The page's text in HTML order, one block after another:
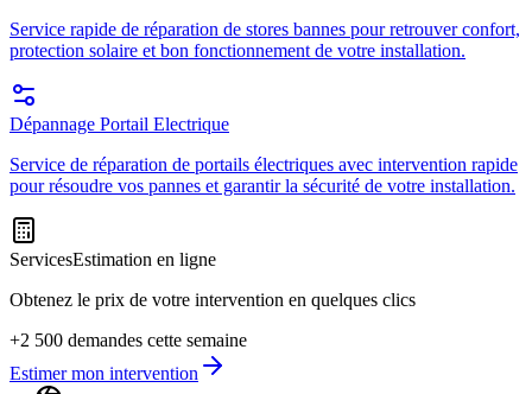
Service rapide de réparation de stores bannes pour retrouver confort,
protection solaire et bon fonctionnement de votre installation.
Dépannage Portail Electrique
Service de réparation de portails électriques avec intervention rapide
pour résoudre vos pannes et garantir la sécurité de votre installation.
ServicesEstimation en ligne
Obtenez le prix de votre intervention en quelques clics
+2 500 demandes cette semaine
Estimer mon intervention